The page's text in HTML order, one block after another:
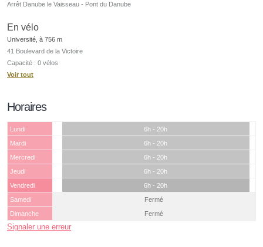
Arrêt Danube le Vaisseau - Pont du Danube
En vélo
Université, à 756 m
41 Boulevard de la Victoire
Capacité : 0 vélos
Voir tout
Horaires
Lundi
6h - 20h
Mardi
6h - 20h
Mercredi
6h - 20h
Jeudi
6h - 20h
Vendredi
6h - 20h
Samedi
Fermé
Dimanche
Fermé
Signaler une erreur